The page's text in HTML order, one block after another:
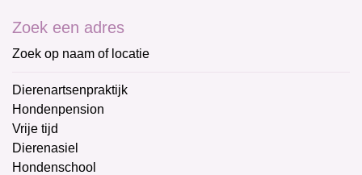
Zoek een adres
Zoek op naam of locatie
Dierenartsenpraktijk
Hondenpension
Vrije tijd
Dierenasiel
Hondenschool